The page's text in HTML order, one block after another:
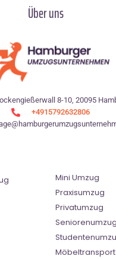
Über uns
8-10, 20095
+4915792632806
Mini Umzug
Praxisumzug
Privatumzug
Seniorenumzug
Möbeltransport